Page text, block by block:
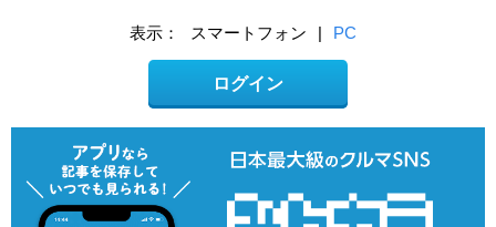
表示： スマートフォン | PC
ログイン